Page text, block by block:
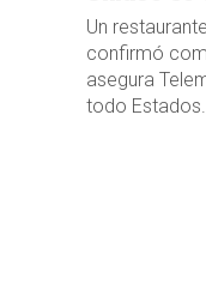
Un
confirmó
asegura
todo